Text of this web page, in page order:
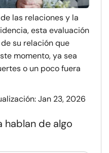
las relaciones y la
esta evaluación
su relación que
momento, ya sea
o un poco fuera
Jan 23, 2026
hablan de algo